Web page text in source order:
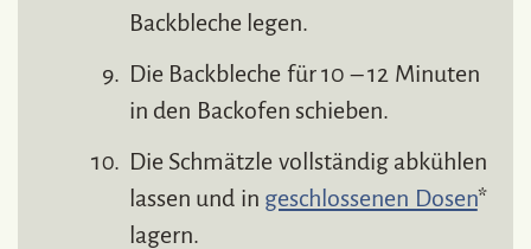
Backbleche legen.
Die Backbleche für 10 – 12 Minuten
in den Backofen schieben.
Die Schmätzle vollständig abkühlen
lassen und in geschlossenen Dosen*
lagern.